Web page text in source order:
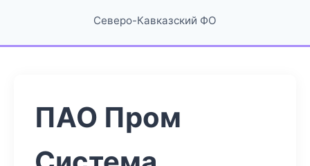
Северо-Кавказский ФО
ПАО Пром